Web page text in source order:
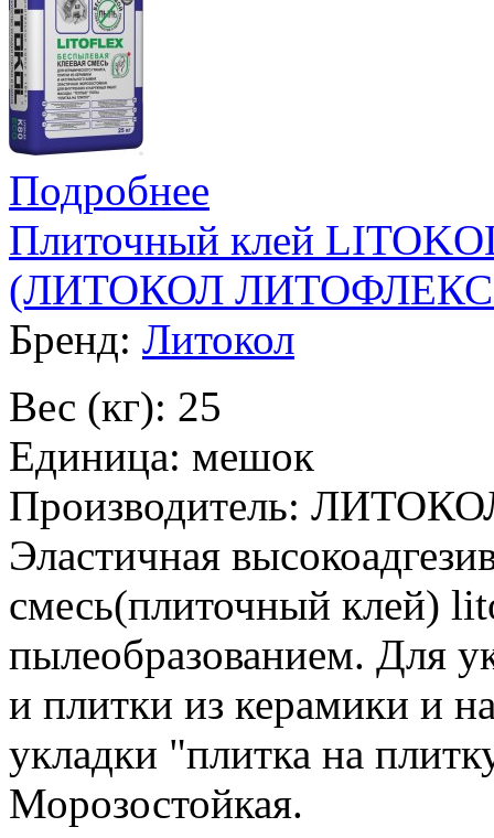
Подробнее
Плиточный клей
(ЛИТОКОЛ ЛИТОФЛЕКС
Бренд: Литокол
Вес (кг): 25
Единица: мешок
Производитель:
Эластичная
смесь(плиточный клей)
пылеобразованием. Для
и плитки из керамики и
укладки "плитка на
Морозостойкая.